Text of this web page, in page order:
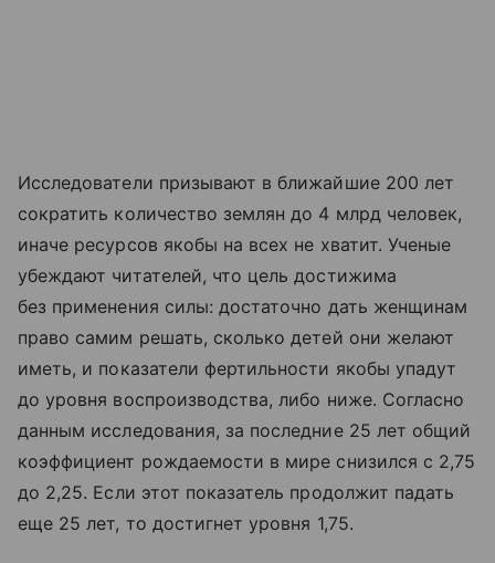
Исследователи призывают в ближайшие 200 лет
сократить количество землян до 4 млрд человек,
иначе ресурсов якобы на всех не хватит. Ученые
убеждают читателей, что цель достижима
без применения силы: достаточно дать женщинам
право самим решать, сколько детей они желают
иметь, и показатели фертильности якобы упадут
до уровня воспроизводства, либо ниже. Согласно
данным исследования, за последние 25 лет общий
коэффициент рождаемости в мире снизился с 2,75
до 2,25. Если этот показатель продолжит падать
еще 25 лет, то достигнет уровня 1,75.